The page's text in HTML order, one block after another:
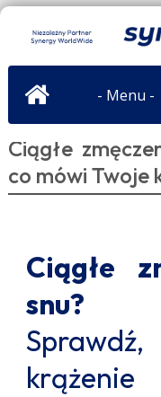
Ciągłe
co mówi Twoje
Ciągłe
snu?
krążenie